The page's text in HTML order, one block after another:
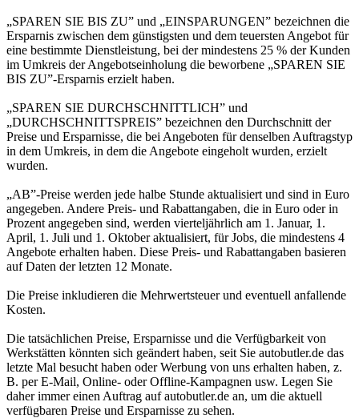
„SPAREN SIE BIS ZU” und „EINSPARUNGEN” bezeichnen die
Ersparnis zwischen dem günstigsten und dem teuersten Angebot für
eine bestimmte Dienstleistung, bei der mindestens 25 % der Kunden
im Umkreis der Angebotseinholung die beworbene „SPAREN SIE
BIS ZU”-Ersparnis erzielt haben.
„SPAREN SIE DURCHSCHNITTLICH” und
„DURCHSCHNITTSPREIS” bezeichnen den Durchschnitt der
Preise und Ersparnisse, die bei Angeboten für denselben Auftragstyp
in dem Umkreis, in dem die Angebote eingeholt wurden, erzielt
wurden.
„AB”-Preise werden jede halbe Stunde aktualisiert und sind in Euro
angegeben. Andere Preis- und Rabattangaben, die in Euro oder in
Prozent angegeben sind, werden vierteljährlich am 1. Januar, 1.
April, 1. Juli und 1. Oktober aktualisiert, für Jobs, die mindestens 4
Angebote erhalten haben. Diese Preis- und Rabattangaben basieren
auf Daten der letzten 12 Monate.
Die Preise inkludieren die Mehrwertsteuer und eventuell anfallende
Kosten.
Die tatsächlichen Preise, Ersparnisse und die Verfügbarkeit von
Werkstätten könnten sich geändert haben, seit Sie autobutler.de das
letzte Mal besucht haben oder Werbung von uns erhalten haben, z.
B. per E-Mail, Online- oder Offline-Kampagnen usw. Legen Sie
daher immer einen Auftrag auf autobutler.de an, um die aktuell
verfügbaren Preise und Ersparnisse zu sehen.